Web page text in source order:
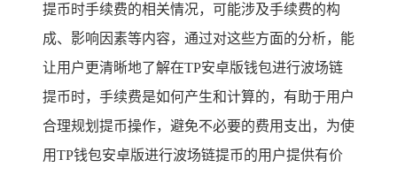
提币时手续费的相关情况，可能涉及手续费的构
成、影响因素等内容，通过对这些方面的分析，能
让用户更清晰地了解在TP安卓版钱包进行波场链
提币时，手续费是如何产生和计算的，有助于用户
合理规划提币操作，避免不必要的费用支出，为使
用TP钱包安卓版进行波场链提币的用户提供有价